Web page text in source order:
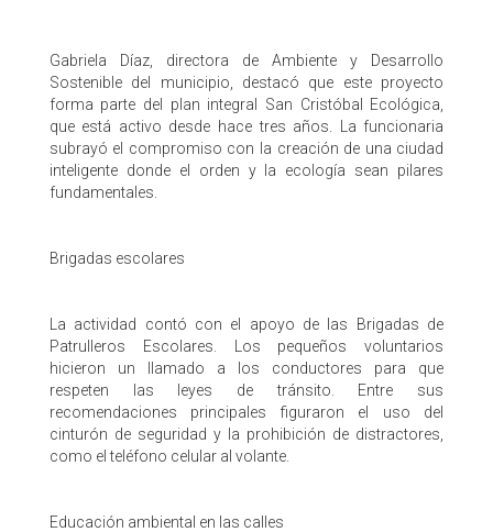
​Gabriela Díaz, directora de Ambiente y Desarrollo
Sostenible del municipio, destacó que este proyecto
forma parte del plan integral San Cristóbal Ecológica,
que está activo desde hace tres años. La funcionaria
subrayó el compromiso con la creación de una ciudad
inteligente donde el orden y la ecología sean pilares
fundamentales.
​Brigadas escolares
​La actividad contó con el apoyo de las Brigadas de
Patrulleros Escolares. Los pequeños voluntarios
hicieron un llamado a los conductores para que
respeten las leyes de tránsito. Entre sus
recomendaciones principales figuraron el uso del
cinturón de seguridad y la prohibición de distractores,
como el teléfono celular al volante.
​Educación ambiental en las calles